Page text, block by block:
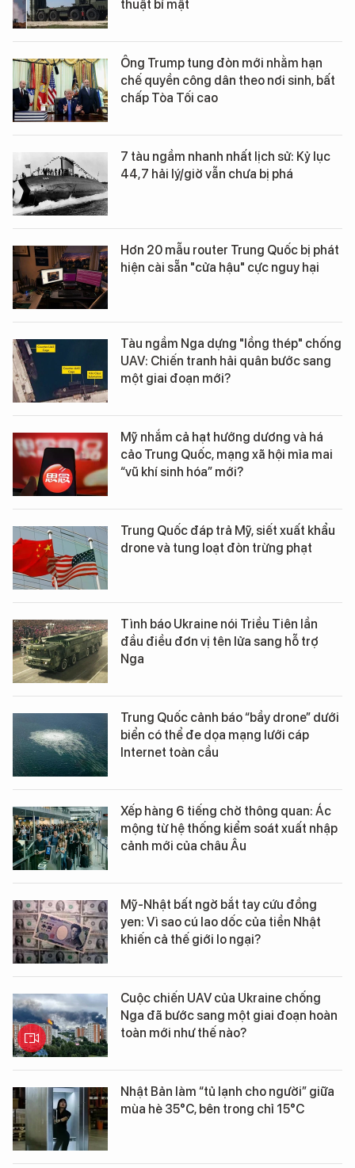
thuật bí mật
Ông Trump tung đòn mới nhằm hạn
chế quyền công dân theo nơi sinh, bất
chấp Tòa Tối cao
7 tàu ngầm nhanh nhất lịch sử: Kỷ lục
44,7 hải lý/giờ vẫn chưa bị phá
Hơn 20 mẫu router Trung Quốc bị phát
hiện cài sẵn "cửa hậu" cực nguy hại
Tàu ngầm Nga dựng "lồng thép" chống
UAV: Chiến tranh hải quân bước sang
một giai đoạn mới?
Mỹ nhắm cả hạt hướng dương và há
cảo Trung Quốc, mạng xã hội mỉa mai
“vũ khí sinh hóa” mới?
Trung Quốc đáp trả Mỹ, siết xuất khẩu
drone và tung loạt đòn trừng phạt
Tình báo Ukraine nói Triều Tiên lần
đầu điều đơn vị tên lửa sang hỗ trợ
Nga
Trung Quốc cảnh báo “bầy drone” dưới
biển có thể đe dọa mạng lưới cáp
Internet toàn cầu
Xếp hàng 6 tiếng chờ thông quan: Ác
mộng từ hệ thống kiểm soát xuất nhập
cảnh mới của châu Âu
Mỹ-Nhật bất ngờ bắt tay cứu đồng
yen: Vì sao cú lao dốc của tiền Nhật
khiến cả thế giới lo ngại?
Cuộc chiến UAV của Ukraine chống
Nga đã bước sang một giai đoạn hoàn
toàn mới như thế nào?
Nhật Bản làm “tủ lạnh cho người” giữa
mùa hè 35°C, bên trong chỉ 15°C